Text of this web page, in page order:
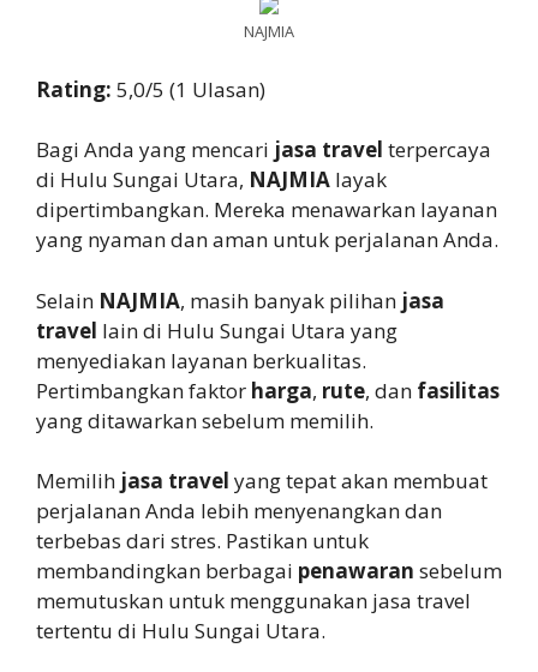
NAJMIA
Rating: 5,0/5 (1 Ulasan)
Bagi Anda yang mencari jasa travel terpercaya
di Hulu Sungai Utara, NAJMIA layak
dipertimbangkan. Mereka menawarkan layanan
yang nyaman dan aman untuk perjalanan Anda.
Selain NAJMIA, masih banyak pilihan jasa
travel lain di Hulu Sungai Utara yang
menyediakan layanan berkualitas.
Pertimbangkan faktor harga, rute, dan fasilitas
yang ditawarkan sebelum memilih.
Memilih jasa travel yang tepat akan membuat
perjalanan Anda lebih menyenangkan dan
terbebas dari stres. Pastikan untuk
membandingkan berbagai penawaran sebelum
memutuskan untuk menggunakan jasa travel
tertentu di Hulu Sungai Utara.